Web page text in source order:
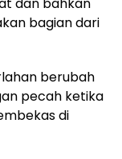
bagian dari
berubah
pecah ketika
di